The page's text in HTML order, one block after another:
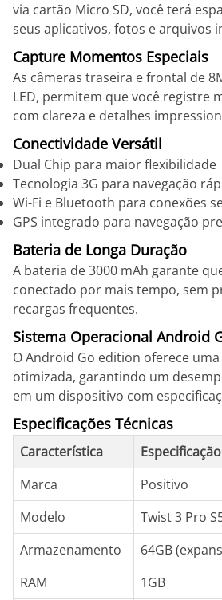
via cartão Micro SD, você terá
seus aplicativos, fotos e arquivos
Capture Momentos Especiais
As câmeras traseira e frontal de
LED, permitem que você registre
com clareza e detalhes
Conectividade Versátil
Dual Chip para maior flexibilidade
Tecnologia 3G para navegação
Wi-Fi e Bluetooth para conexões
GPS integrado para navegação
Bateria de Longa Duração
A bateria de 3000 mAh garante
conectado por mais tempo, sem
recargas frequentes.
Sistema Operacional Android
O Android Go edition oferece
otimizada, garantindo um
em um dispositivo com
Especificações Técnicas
Característica
Especificação
Marca
Positivo
Modelo
Twist 3 Pro
Armazenamento
64GB
RAM
1GB